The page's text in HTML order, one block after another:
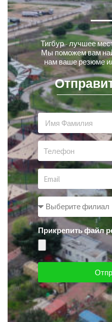
Тигбур - лучшее
Мы поможем вам
нам ваше резюме
Прикрепить файл